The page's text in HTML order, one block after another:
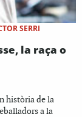
SERRI
la raça o
història de la
a la